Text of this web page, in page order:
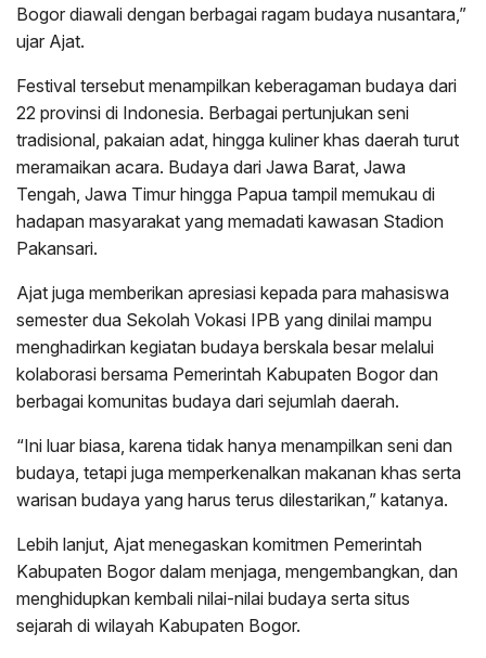
Bogor diawali dengan berbagai ragam budaya nusantara,”
ujar Ajat.
Festival tersebut menampilkan keberagaman budaya dari
22 provinsi di Indonesia. Berbagai pertunjukan seni
tradisional, pakaian adat, hingga kuliner khas daerah turut
meramaikan acara. Budaya dari Jawa Barat, Jawa
Tengah, Jawa Timur hingga Papua tampil memukau di
hadapan masyarakat yang memadati kawasan Stadion
Pakansari.
Ajat juga memberikan apresiasi kepada para mahasiswa
semester dua Sekolah Vokasi IPB yang dinilai mampu
menghadirkan kegiatan budaya berskala besar melalui
kolaborasi bersama Pemerintah Kabupaten Bogor dan
berbagai komunitas budaya dari sejumlah daerah.
“Ini luar biasa, karena tidak hanya menampilkan seni dan
budaya, tetapi juga memperkenalkan makanan khas serta
warisan budaya yang harus terus dilestarikan,” katanya.
Lebih lanjut, Ajat menegaskan komitmen Pemerintah
Kabupaten Bogor dalam menjaga, mengembangkan, dan
menghidupkan kembali nilai-nilai budaya serta situs
sejarah di wilayah Kabupaten Bogor.